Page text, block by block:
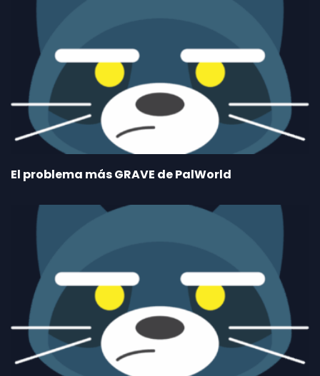
El problema más GRAVE de PalWorld